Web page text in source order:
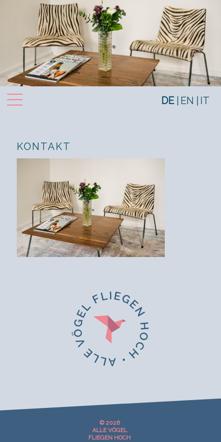
Toggle navigation DE EN IT
KONTAKT
© 2026
ALLE VÖGEL
FLIEGEN HOCH